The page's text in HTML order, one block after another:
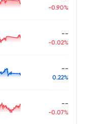
-0.90%
--
-0.02%
--
0.22%
--
-0.07%